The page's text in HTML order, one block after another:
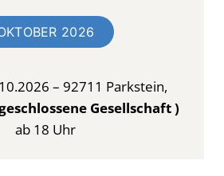
2026
– 92711 Parkstein,
Gesellschaft )
ab 18 Uhr